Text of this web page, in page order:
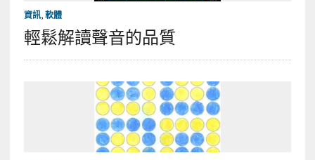
資訊, 軟體
輕鬆解讀聲音的品質